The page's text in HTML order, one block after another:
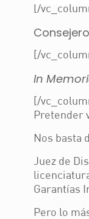
[/
[/
In
[/
Pretender
Nos basta
Juez de
Garantías
Pero lo